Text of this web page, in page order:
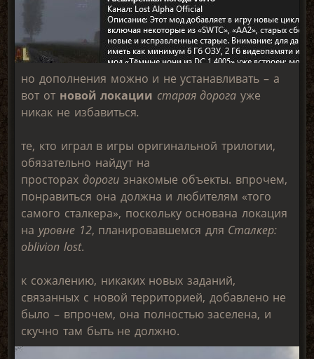
но дополнения можно и не устанавливать – а
вот от новой локации старая дорогауже
никак не избавиться.
те, кто играл в игры оригинальной трилогии,
обязательно найдут на
просторах дороги знакомые объекты. впрочем,
понравиться она должна и любителям «того
самого сталкера», поскольку основана локация
на уровне 12, планировавшемся для Сталкер:
oblivion lost.
к сожалению, никаких новых заданий,
связанных с новой территорией, добавлено не
было – впрочем, она полностью заселена, и
скучно там быть не должно.